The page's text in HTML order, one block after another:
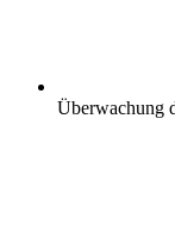
Überwachung